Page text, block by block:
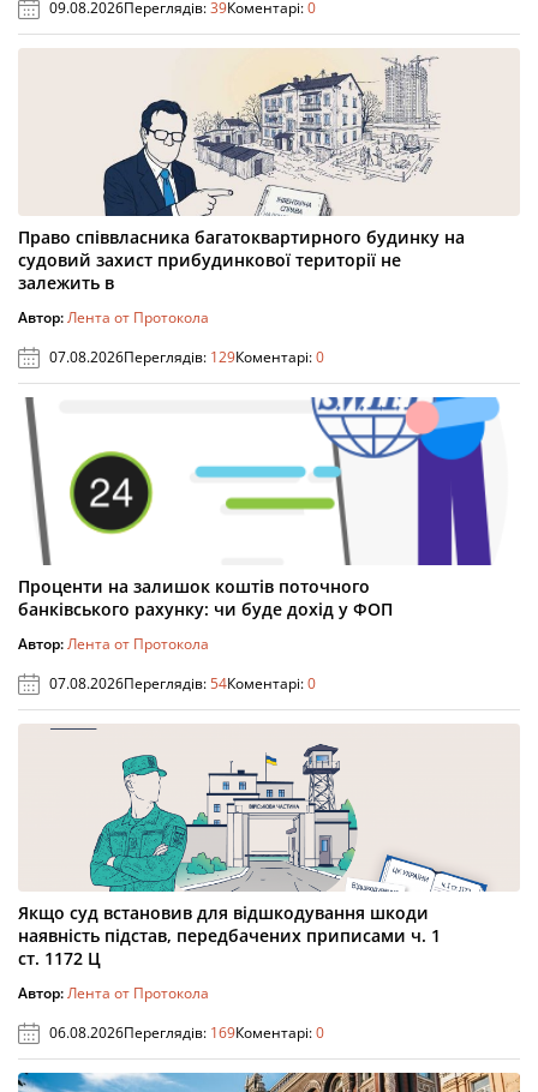
09.08.2026Переглядів:39Коментарі:0
Право співвласника багатоквартирного будинку на
судовий захист прибудинкової території не
залежить в
Автор:Лента от Протокола
07.08.2026Переглядів: 129Коментарі:0
Проценти на залишок коштів поточного
банківського рахунку: чи буде дохід у ФОП
Автор:Лента от Протокола
07.08.2026Переглядів:54Коментарі:0
Якщо суд встановив для відшкодування шкоди
наявність підстав, передбачених приписами ч. 1
ст. 1172 Ц
Автор:Лента от Протокола
06.08.2026Переглядів: 169Коментарі:0